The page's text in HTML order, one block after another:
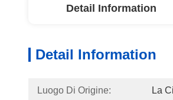
Detail Information
Detail Information
Luogo Di Origine: La